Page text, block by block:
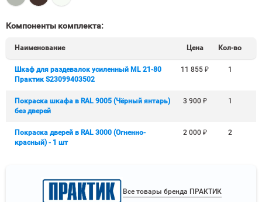
Компоненты комплекта:
Наименование Цена Кол-во
Шкаф для раздевалок усиленный ML 21-80
Практик S23099403502
11 855₽ 1
Покраска шкафа в RAL 9005 (Чёрный янтарь)
без дверей
3 900 ₽ 1
Покраска дверей в RAL 3000 (Огненно-
красный) - 1 шт
2 000 ₽ 2
Все товары бренда ПРАКТИК